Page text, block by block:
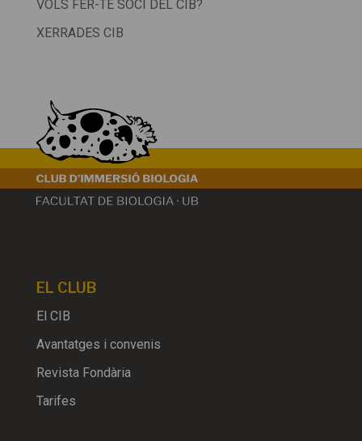
VOLS FER-TE SOCI DEL CIB?
XERRADES CIB
EL CLUB
El CIB
Avantatges i convenis
Revista Fondària
Tarifes